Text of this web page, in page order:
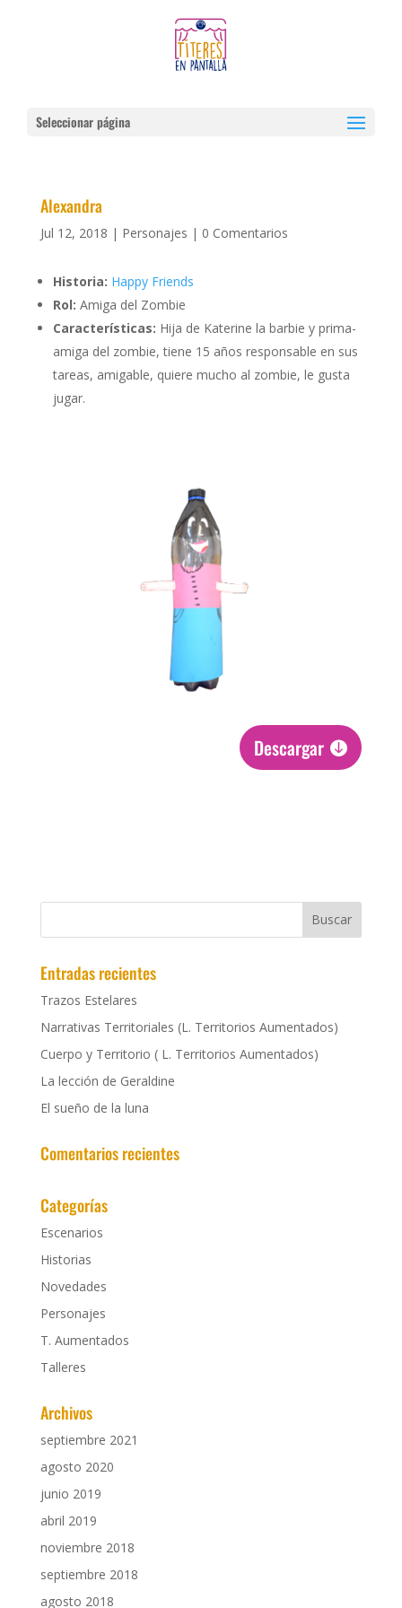
Seleccionar página
Alexandra
Jul 12, 2018 | Personajes | 0 Comentarios
Historia: Happy Friends
Rol: Amiga del Zombie
Características: Hija de Katerine la barbie y prima-
amiga del zombie, tiene 15 años responsable en sus
tareas, amigable, quiere mucho al zombie, le gusta
jugar.
Descargar
Entradas recientes
Trazos Estelares
Narrativas Territoriales (L. Territorios Aumentados)
Cuerpo y Territorio ( L. Territorios Aumentados)
La lección de Geraldine
El sueño de la luna
Comentarios recientes
Categorías
Escenarios
Historias
Novedades
Personajes
T. Aumentados
Talleres
Archivos
septiembre 2021
agosto 2020
junio 2019
abril 2019
noviembre 2018
septiembre 2018
agosto 2018